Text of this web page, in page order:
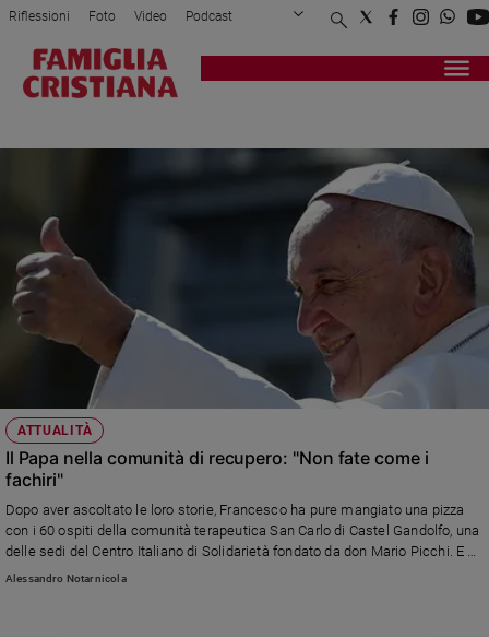
Attualità
Economia
Legalità
e
Sport
Papa
Papa
Chiesa
Chiesa
Fede
Riflessioni Foto Video Podcast
Privacy Policy Chi siamo
Registrati Redazione
ATTUALITÀ
Il Papa nella comunità di recupero: "Non fate come i
fachiri"
Dopo aver ascoltato le loro storie, Francesco ha pure mangiato una pizza
con i 60 ospiti della comunità terapeutica San Carlo di Castel Gandolfo, una
delle sedi del Centro Italiano di Solidarietà fondato da don Mario Picchi. E ha
promesso che presto ritornerà.
Alessandro Notarnicola